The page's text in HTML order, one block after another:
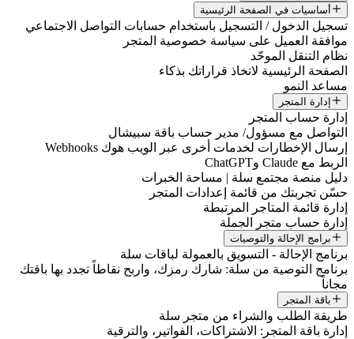
أساسيات في الصفحة الرئيسية
تسجيل الدخول / التسجيل باستخدام حسابات التواصل الاجتماعي
موافقة العميل على سياسة خصوصية المتجر
نظام التنقل الموحّد
الصفحة الرئيسية لاتخاذ قراراتك بذكاء
مساعد النمو
إدارة المتجر
إدارة حساب المتجر
التواصل مع مسؤول/ مدير حساب باقة سبيشال
إرسال الإخطارات لخدمات أخرى عبر الويب هوك Webhooks
الربط مع Claude وChatGPT
دليل منصة مجتمع سلة | مساحة الخبرات
حسّن تجربتك من قائمة إعدادات المتجر
إدارة قائمة المتاجر المرتبطة
إدارة حساب متجر الجملة
برامج الإحالة والتوصيات
برنامج الإحالة - التسويق بالعمولة لباقات سلة
برنامج التوصية من سلة: شارك رمزك، واربح نقاطاً تجدد بها باقتك
مجاناً
باقة المتجر
طريقة الطلب والشراء من متجر سلة
إدارة باقة المتجر: الاشتراكات، الفواتير، والترقية